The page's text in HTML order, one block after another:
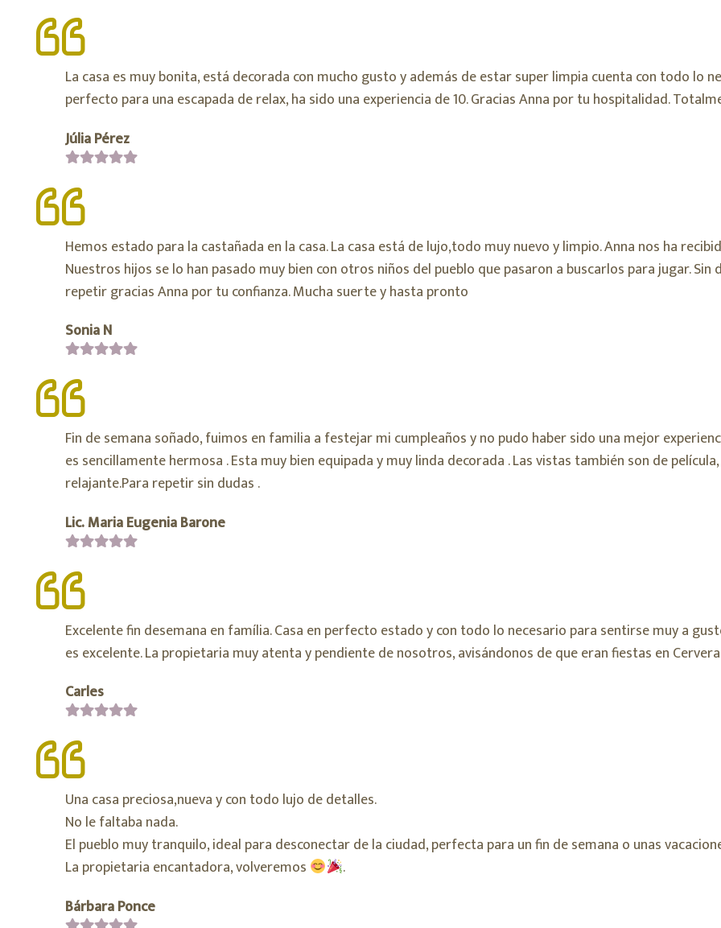
La casa es muy bonita, está decorada con mucho gusto y además de estar super limpia cuenta con todo lo
perfecto para una escapada de relax, ha sido una experiencia de 10. Gracias Anna por tu hospitalidad.
Júlia Pérez
Hemos estado para la castañada en la casa. La casa está de lujo,todo muy nuevo y limpio. Anna nos ha
Nuestros hijos se lo han pasado muy bien con otros niños del pueblo que pasaron a buscarlos para jugar.
repetir gracias Anna por tu confianza. Mucha suerte y hasta pronto
Sonia N
Fin de semana soñado, fuimos en familia a festejar mi cumpleaños y no pudo haber sido una mejor
es sencillamente hermosa . Esta muy bien equipada y muy linda decorada . Las vistas también son de
relajante.Para repetir sin dudas .
Lic. Maria Eugenia Barone
Excelente fin desemana en família. Casa en perfecto estado y con todo lo necesario para sentirse muy a
es excelente. La propietaria muy atenta y pendiente de nosotros, avisándonos de que eran fiestas en
Carles
Una casa preciosa,nueva y con todo lujo de detalles.
No le faltaba nada.
El pueblo muy tranquilo, ideal para desconectar de la ciudad, perfecta para un fin de semana o unas
La propietaria encantadora, volveremos
.
Bárbara Ponce